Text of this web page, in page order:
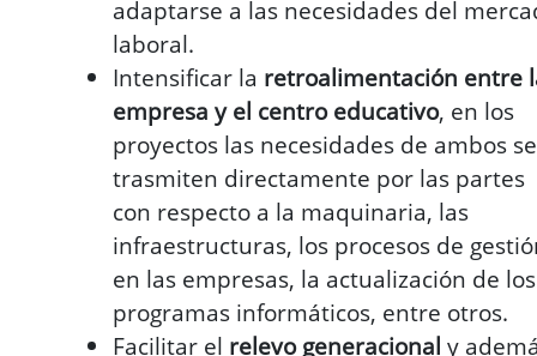
adaptarse a las necesidades del
laboral.
Intensificar la retroalimentación entre
empresa y el centro educativo, en los
proyectos las necesidades de ambos se
trasmiten directamente por las partes
con respecto a la maquinaria, las
infraestructuras, los procesos de
en las empresas, la actualización de los
programas informáticos, entre otros.
Facilitar el relevo generacional y